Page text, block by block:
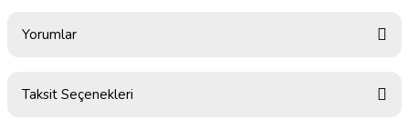
Yorumlar
Taksit Seçenekleri